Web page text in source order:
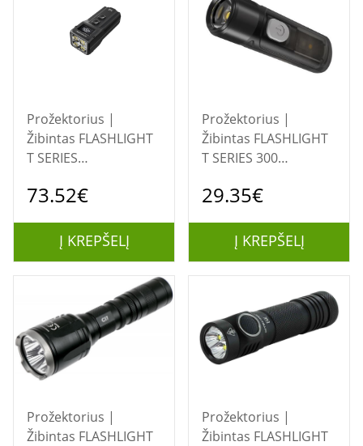
Prožektorius |
Žibintas FLASHLIGHT
T SERIES
NITECORE
73.52€
Į KREPŠELĮ
Prožektorius |
Žibintas FLASHLIGHT
T SERIES 300
NITECORE
29.35€
Į KREPŠELĮ
Prožektorius |
Žibintas FLASHLIGHT
Prožektorius |
Žibintas FLASHLIGHT